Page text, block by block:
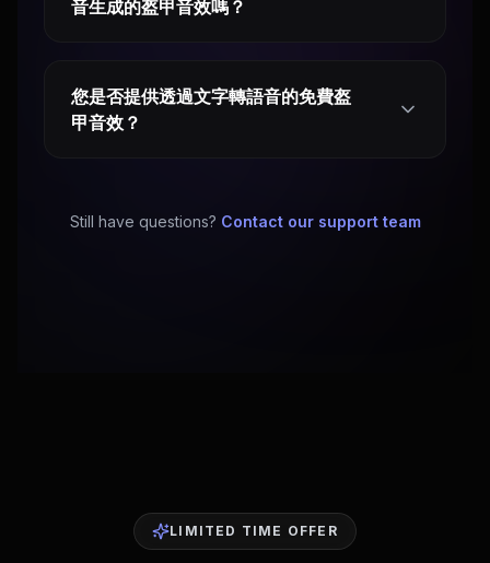
音生成的盔甲音效嗎？
您是否提供透過文字轉語音的免費盔
甲音效？
Still have questions? Contact our support team
LIMITED TIME OFFER